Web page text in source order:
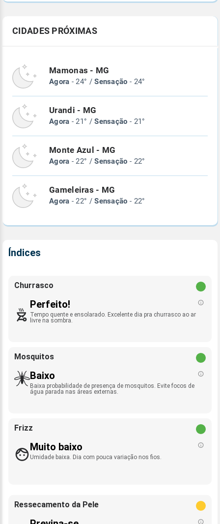
CIDADES PRÓXIMAS
Mamonas - MG
Agora - 24° /Sensação - 24°
Urandi - MG
Agora - 21° /Sensação - 21°
Monte Azul - MG
Agora - 22° /Sensação - 22°
Gameleiras - MG
Agora - 22° /Sensação - 22°
Índices
Churrasco
Perfeito!
Tempo quente e ensolarado. Excelente dia pra churrasco ao ar
livre na sombra.
Mosquitos
Baixo
Baixa probabilidade de presença de mosquitos. Evite focos de
água parada nas áreas externas.
Frizz
Muito baixo
Umidade baixa. Dia com pouca variação nos fios.
Ressecamento da Pele